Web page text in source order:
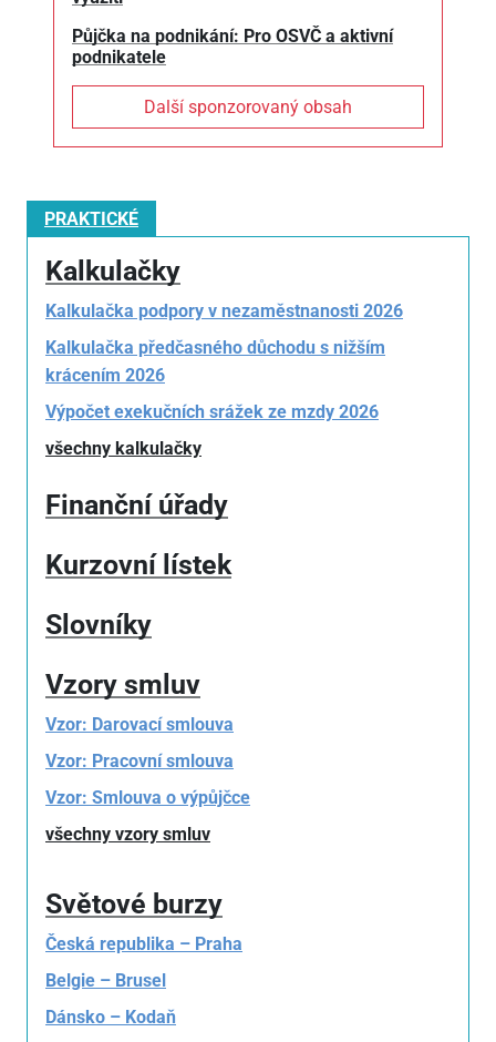
Půjčka na podnikání: Pro OSVČ a aktivní
podnikatele
Další sponzorovaný obsah
PRAKTICKÉ
Kalkulačky
Kalkulačka podpory v nezaměstnanosti 2026
Kalkulačka předčasného důchodu s nižším
krácením 2026
Výpočet exekučních srážek ze mzdy 2026
všechny kalkulačky
Finanční úřady
Kurzovní lístek
Slovníky
Vzory smluv
Vzor: Darovací smlouva
Vzor: Pracovní smlouva
Vzor: Smlouva o výpůjčce
všechny vzory smluv
Světové burzy
Česká republika – Praha
Belgie – Brusel
Dánsko – Kodaň